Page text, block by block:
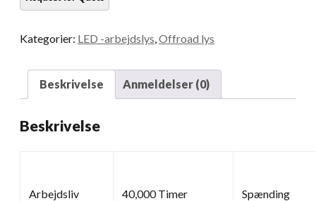
Kategorier: LED -arbejdslys Offroad lys
Beskrivelse Anmeldelser (0)
Beskrivelse
Arbejdsliv 40,000 Timer Spænding